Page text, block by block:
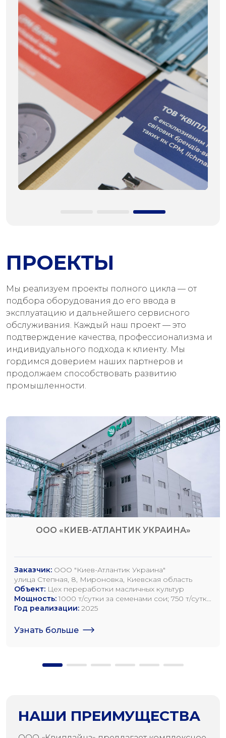
ПРОЕКТЫ
Мы реализуем проекты полного цикла — от
подбора оборудования до его ввода в
эксплуатацию и дальнейшего сервисного
обслуживания. Каждый наш проект — это
подтверждение качества, профессионализма и
индивидуального подхода к клиенту. Мы
гордимся доверием наших партнеров и
продолжаем способствовать развитию
промышленности.
ООО «КИЕВ-АТЛАНТИК УКРАИНА»
Заказчик: ООО "Киев-Атлантик Украина"
улица Степная, 8, Мироновка, Киевская область
Объект: Цех переработки масличных культур
Мощность: 1000 т/сутки за семенами сои; 750 т/сутки
за семенами рапса; 1200 т/сутки по семенам
Год реализации: 2025
Узнать больше
НАШИ ПРЕИМУЩЕСТВА